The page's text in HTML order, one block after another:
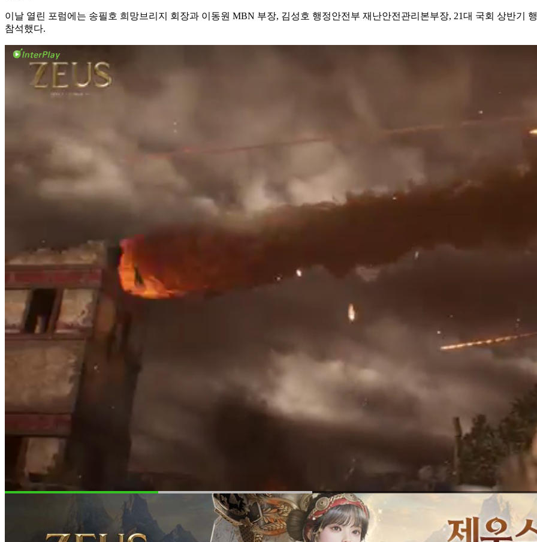
이날 열린 포럼에는 송필호 희망브리지 회장과 이동원 MBN 부장, 김성호 행정안전부 재난안전관리본부장, 21대 국회 상반기
참석했다.